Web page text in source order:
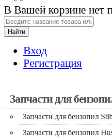
В Вашей корзине нет
Найти
Вход
Регистрация
Запчасти для
Запчасти для бензопил
Запчасти для бензопил